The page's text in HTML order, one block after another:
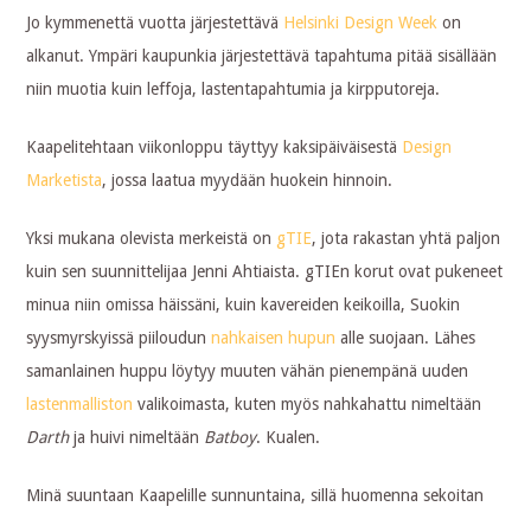
Jo kymmenettä vuotta järjestettävä Helsinki Design Weekon
alkanut. Ympäri kaupunkia järjestettävä tapahtuma pitää sisällään
niin muotia kuin leffoja, lastentapahtumia ja kirpputoreja.
Kaapelitehtaan viikonloppu täyttyy kaksipäiväisestä Design
Marketista, jossa laatua myydään huokein hinnoin.
Yksi mukana olevista merkeistä on gTIE, jota rakastan yhtä paljon
kuin sen suunnittelijaa Jenni Ahtiaista. gTIEn korut ovat pukeneet
minua niin omissa häissäni, kuin kavereiden keikoilla, Suokin
syysmyrskyissä piiloudunnahkaisen hupun alle suojaan. Lähes
samanlainen huppu löytyy muuten vähän pienempänä uuden
lastenmalliston valikoimasta, kuten myös nahkahattu nimeltään
Darthja huivi nimeltään Batboy. Kualen.
Minä suuntaan Kaapelille sunnuntaina, sillä huomenna sekoitan